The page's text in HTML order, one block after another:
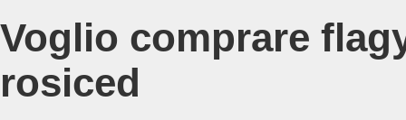
Voglio comprare
rosiced